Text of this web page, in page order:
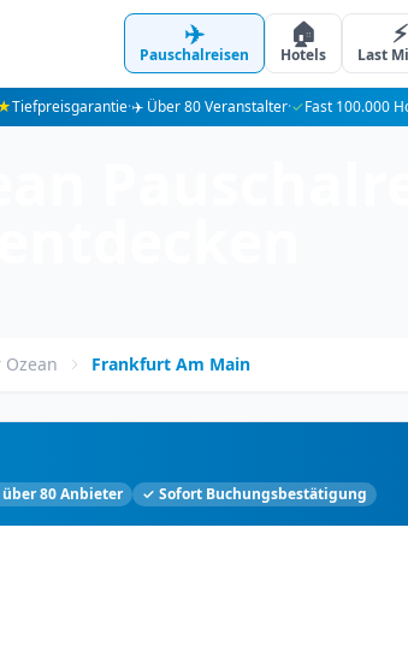
✈️
Pauschalreisen
🏠
Hotels
⚡
Last
Tiefpreisgarantie·✈️ Über 80 Veranstalter·✓Fast 100.000
Frankfurt Am Main
80 Anbieter ✓ Sofort Buchungsbestätigung